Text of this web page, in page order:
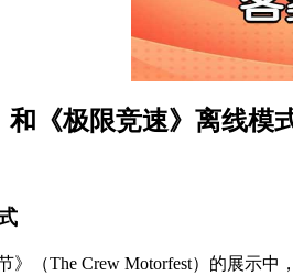
和《极限竞速》离线模
》（The Crew Motorfest）的展示